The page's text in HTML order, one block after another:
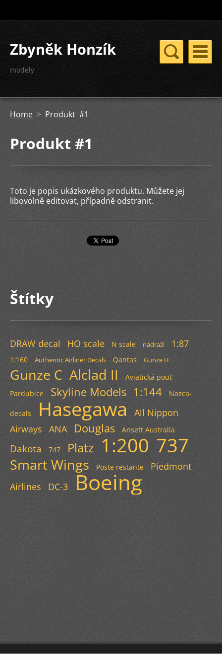
Zbyněk Honzík
modely
Home > Produkt #1
Produkt #1
Toto je popis ukázkového produktu. Můžete jej
libovolně editovat, případně odstranit.
Štítky
DRAW decal HO scale N scale nádraží 1:87
1:160 Authentic Airliner Decals Qantas Gunze H
Gunze C Alclad II
Aviatická pouť
Pardubice
Skyline Models 1:144 Nazca-
decals Hasegawa
All Nippon
Airways
ANA Douglas Ansett Australia
Dakota 747 Platz 1:200 737
Smart Wings Poste restante
Piedmont
Airlines
DC-3 Boeing